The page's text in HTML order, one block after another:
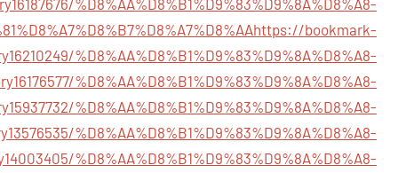
https://bookmark-
%D8%AA%D8%B1%D9%83%D9%8A%D8%A8-
%D8%AA%D8%B1%D9%83%D9%8A%D8%A8-
%D8%AA%D8%B1%D9%83%D9%8A%D8%A8-
%D8%AA%D8%B1%D9%83%D9%8A%D8%A8-
%D8%AA%D8%B1%D9%83%D9%8A%D8%A8-